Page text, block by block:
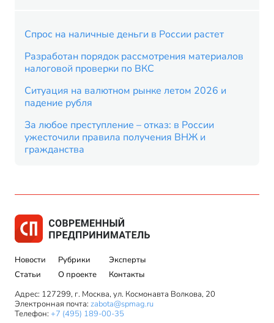
Спрос на наличные деньги в России растет
Разработан порядок рассмотрения материалов
налоговой проверки по ВКС
Ситуация на валютном рынке летом 2026 и
падение рубля
За любое преступление – отказ: в России
ужесточили правила получения ВНЖ и
гражданства
Новости
Статьи
Рубрики
О проекте
Эксперты
Контакты
Адрес: 127299, г. Москва, ул. Космонавта Волкова, 20
Электронная почта: zabota@spmag.ru
Телефон: +7 (495) 189-00-35